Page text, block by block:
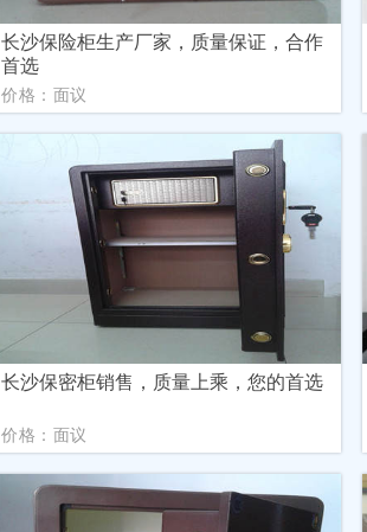
长沙保险柜生产厂家，质量保证，合作
首选
价格：面议
长沙保密柜销售，质量上乘，您的首选
价格：面议